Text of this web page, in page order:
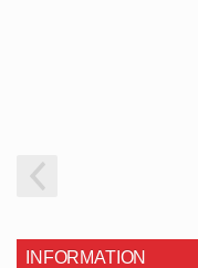
INFORMATION